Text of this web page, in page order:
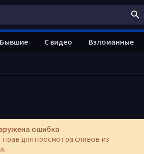
ошибка
для просмотра сливов из
Бывшие С видео Взломанные